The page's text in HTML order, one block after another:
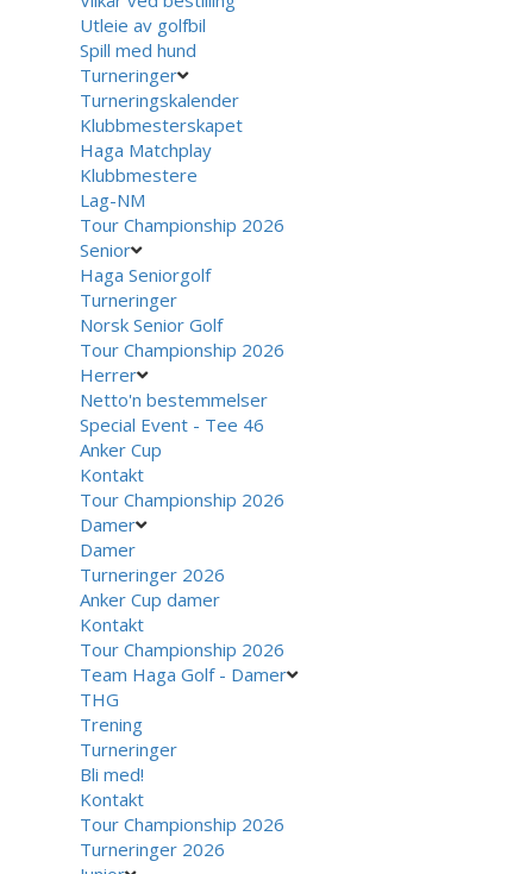
Utleie av golfbil
Spill med hund
Turneringer
Turneringskalender
Klubbmesterskapet
Haga Matchplay
Klubbmestere
Lag-NM
Tour Championship 2026
Senior
Haga Seniorgolf
Turneringer
Norsk Senior Golf
Tour Championship 2026
Herrer
Netto'n bestemmelser
Special Event - Tee 46
Anker Cup
Kontakt
Tour Championship 2026
Damer
Damer
Turneringer 2026
Anker Cup damer
Kontakt
Tour Championship 2026
Team Haga Golf - Damer
THG
Trening
Turneringer
Bli med!
Kontakt
Tour Championship 2026
Turneringer 2026